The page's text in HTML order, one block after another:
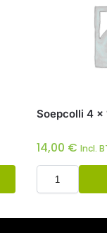
Soepcolli 4 x
14,00 € Incl.